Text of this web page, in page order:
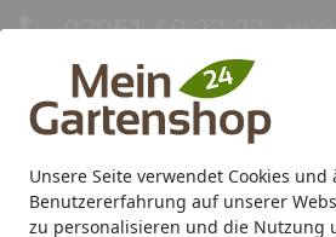
Unsere Seite verwendet Cookies
Benutzererfahrung auf unserer
zu personalisieren und die Nutzung
Eigene Montage-
07051 / 9 22 22 Mo-
Gartenhaus Gerätehaus